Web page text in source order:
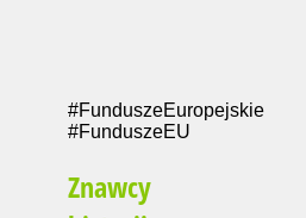
#FunduszeEuropejskie
#FunduszeEU
Znawcy